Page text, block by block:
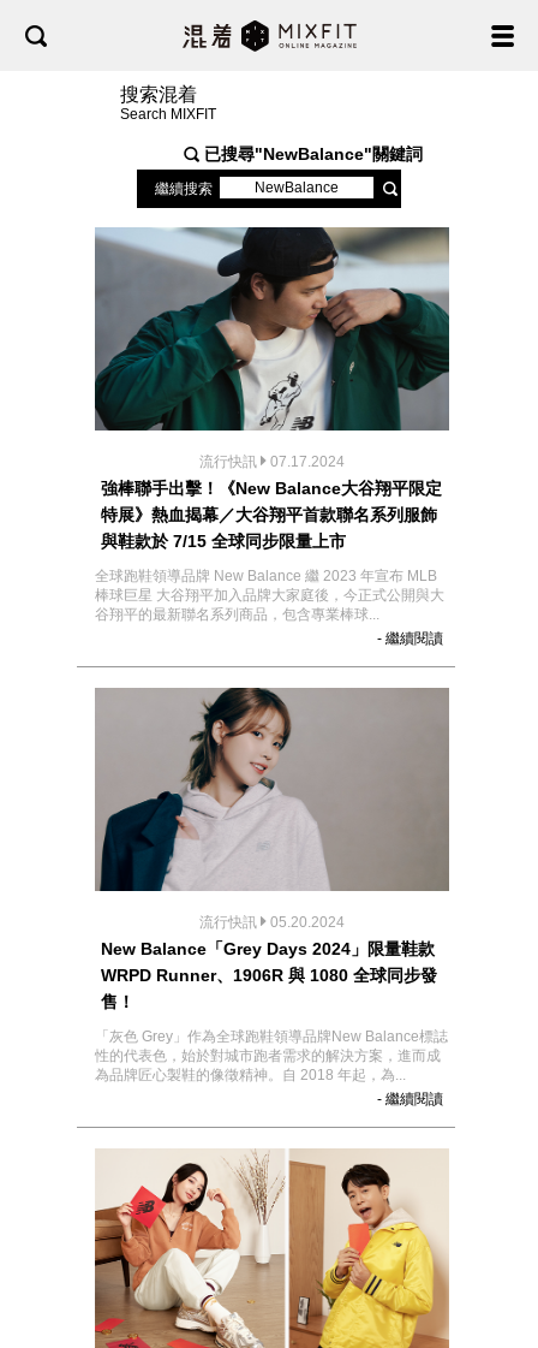
搜索混着
Search MIXFIT
已搜尋"NewBalance"關鍵詞
繼續搜索
流行快訊 07.17.2024
強棒聯手出擊！《New Balance大谷翔平限定
特展》熱血揭幕／大谷翔平首款聯名系列服飾
與鞋款於 7/15 全球同步限量上市
全球跑鞋領導品牌 New Balance 繼 2023 年宣布 MLB
棒球巨星 大谷翔平加入品牌大家庭後，今正式公開與大
谷翔平的最新聯名系列商品，包含專業棒球...
- 繼續閱讀
流行快訊 05.20.2024
New Balance「Grey Days 2024」限量鞋款
WRPD Runner、1906R 與 1080 全球同步發
售！
「灰色 Grey」作為全球跑鞋領導品牌New Balance標誌
性的代表色，始於對城市跑者需求的解決方案，進而成
為品牌匠心製鞋的像徵精神。自 2018 年起，為...
- 繼續閱讀